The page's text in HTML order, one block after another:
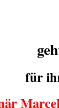
für